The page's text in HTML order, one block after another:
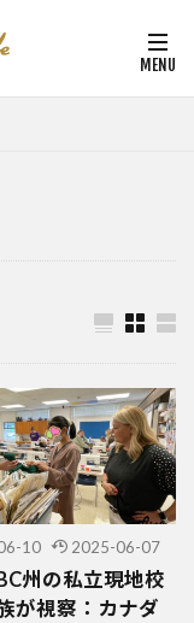
子移住）
容実例集
10 2025-06-07
州の私立現地校
が視察：カナダ